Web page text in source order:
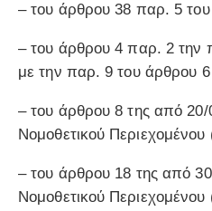
– του άρθρου 38 παρ. 5
– του άρθρου 4 παρ. 2 την
με την παρ. 9 του άρθρου
– του άρθρου 8 της από
Νομοθετικού
– του άρθρου 18 της από
Νομοθετικού